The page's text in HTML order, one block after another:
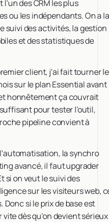
des CRM les plus
ou les indépendants. On a la
suivi des activités, la gestion
et des statistiques de
client, j'ai fait tourner le
sur le plan Essential avant
honnêtement ça couvrait
pour tester l'outil,
pipeline convient à
la synchro
avancé, il faut upgrader
si on veut le suivi des
sur les visiteurs web,
si le prix de base est
dès qu'on devient sérieux